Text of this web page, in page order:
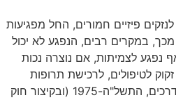
פיזיים חמורים, החל מפגיעות
מכך, במקרים רבים, הנפגע לא יכול
נפגע לצמיתות, אם נוצרה נכות
לטיפולים, לרכישת תרופות
1975 (ובקיצור חוק